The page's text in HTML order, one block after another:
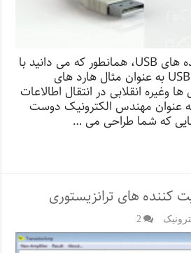
دانلود کتاب ذخیره کننده های USB، همانطور که می دانید با
ظهور ذخیره کننده های USB به عنوان مثال هارد های
وغیره انقلابی در انتقال اطالاعات
عنوان مهندس الکترونیک دوست
که شما طراحی می …
کننده های ترانزیستوری
2